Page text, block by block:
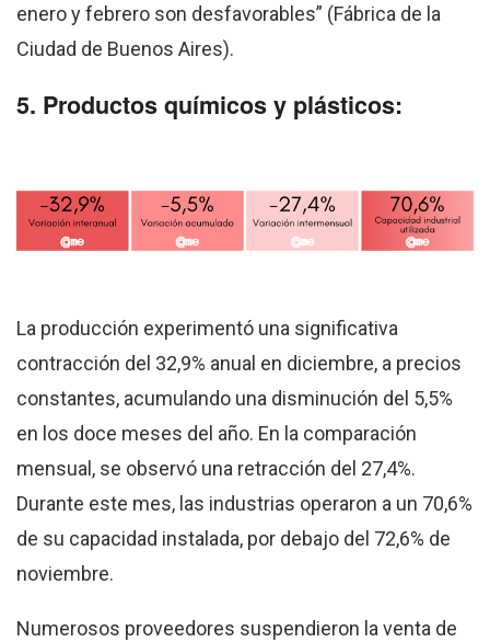
enero y febrero son desfavorables” (Fábrica de la
Ciudad de Buenos Aires).
5. Productos químicos y plásticos:
La producción experimentó una significativa
contracción del 32,9% anual en diciembre, a precios
constantes, acumulando una disminución del 5,5%
en los doce meses del año. En la comparación
mensual, se observó una retracción del 27,4%.
Durante este mes, las industrias operaron a un 70,6%
de su capacidad instalada, por debajo del 72,6% de
noviembre.
Numerosos proveedores suspendieron la venta de